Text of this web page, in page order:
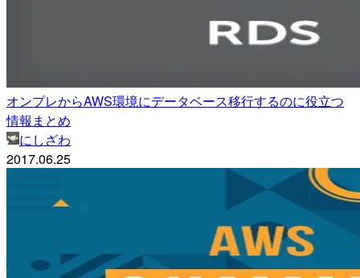
オンプレからAWS環境にデータベース移行するのに役立つ
情報まとめ
にしざわ
2017.06.25